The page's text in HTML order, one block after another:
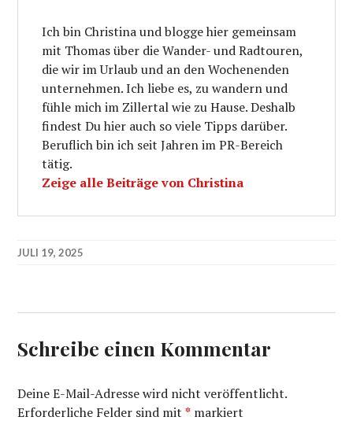
Ich bin Christina und blogge hier gemeinsam
mit Thomas über die Wander- und Radtouren,
die wir im Urlaub und an den Wochenenden
unternehmen. Ich liebe es, zu wandern und
fühle mich im Zillertal wie zu Hause. Deshalb
findest Du hier auch so viele Tipps darüber.
Beruflich bin ich seit Jahren im PR-Bereich
tätig.
Zeige alle Beiträge von Christina
JULI 19, 2025
Schreibe einen Kommentar
Deine E-Mail-Adresse wird nicht veröffentlicht.
Erforderliche Felder sind mit* markiert